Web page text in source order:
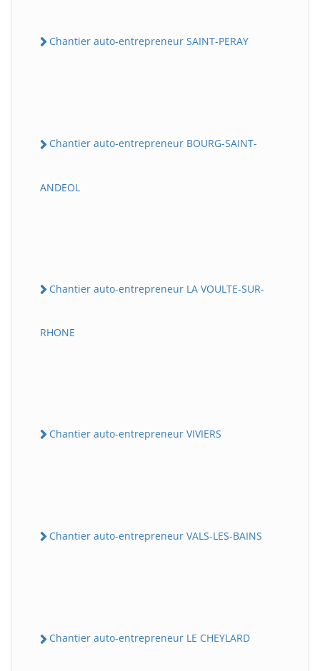
Chantier auto-entrepreneur SAINT-PERAY
Chantier auto-entrepreneur BOURG-SAINT-
ANDEOL
Chantier auto-entrepreneur LA VOULTE-SUR-
RHONE
Chantier auto-entrepreneur VIVIERS
Chantier auto-entrepreneur VALS-LES-BAINS
Chantier auto-entrepreneur LE CHEYLARD